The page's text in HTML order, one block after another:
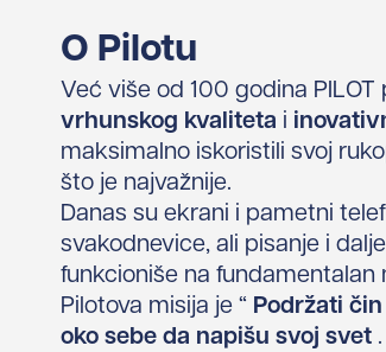
O Pilotu
Već više od 100 godina PILOT
vrhunskog kvaliteta i
maksimalno iskoristili svoj
što je najvažnije.
Danas su ekrani i pametni
svakodnevice, ali pisanje i
funkcioniše na fundamentalan
Pilotova misija je “ Podržati
oko sebe da napišu svoj svet